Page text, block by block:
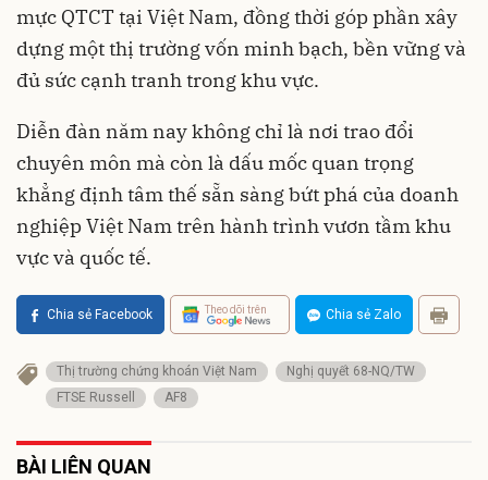
mực QTCT tại Việt Nam, đồng thời góp phần xây
dựng một thị trường vốn minh bạch, bền vững và
đủ sức cạnh tranh trong khu vực.
Diễn đàn năm nay không chỉ là nơi trao đổi
chuyên môn mà còn là dấu mốc quan trọng
khẳng định tâm thế sẵn sàng bứt phá của doanh
nghiệp Việt Nam trên hành trình vươn tầm khu
vực và quốc tế.
Chia sẻ Facebook Theo dõi trên Chia sẻ Zalo
Thị trường chứng khoán Việt Nam
Nghị quyết 68-NQ/TW
FTSE Russell
AF8
BÀI LIÊN QUAN